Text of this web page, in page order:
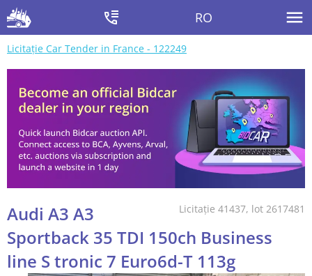
RO
Licitație Car Tender in France - 122249
Licitație 41437, lot 2617481
Audi A3 A3
Sportback 35 TDI 150ch Business
line S tronic 7 Euro6d-T 113g